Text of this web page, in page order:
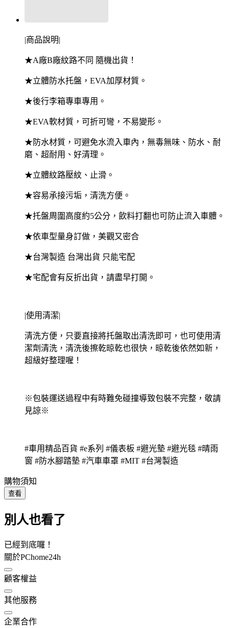
|商品說明|
★A廠B廠紋路不同 隨機出貨！
★立體防水托盤，EVA加厚材質。
★後行李箱專車專用。
★EVA軟材質，可折可彎，不易變形。
★防水材質，可避免水流入車內，無毒無味、防水、耐
磨、超耐用、好清理。
★立體紋路壓紋、止滑。
★容易承接污垢，清洗方便。
★托盤周圍高度約5公分，飲料打翻也可防止流入車體。
★依車型量身訂做，美觀又密合
★台灣製造 台灣出貨 只能宅配
★宅配會有反折出貨，請盡早打開。
|使用清潔|
清洗方便，只要直接將托盤取出清洗即可，也可使用清
潔劑清洗，清洗後擦乾晾乾也很快，晾乾後依然如新，
超級好整理喔！
※包裝運送過程中有時難免碰撞導致包裝不完整，敬請
見諒※
#車用精品百貨 #e系列 #儀表板 #避光墊 #避光毯 #晴雨
窗 #防水腳踏墊 #汽車車罩 #MIT #台灣製造
購物須知
查看
別人也看了
已經到底囉！
關於PChome24h
顧客權益
其他服務
企業合作